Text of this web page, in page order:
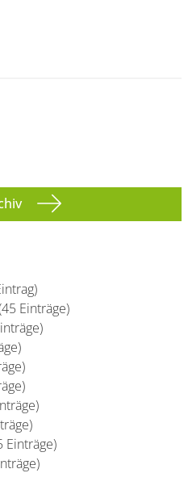
Sicherheitstechnologien
Einträge)
Einträge)